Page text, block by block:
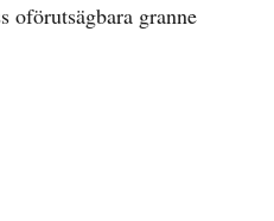
oförutsägbara granne